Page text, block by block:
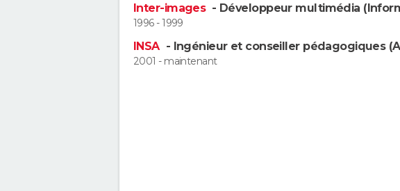
Inter-images - Développeur multimédia
1996 - 1999
INSA - Ingénieur et conseiller pédagogiques
2001 - maintenant